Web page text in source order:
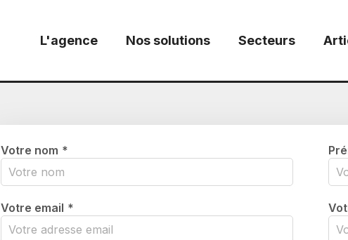
L'agence Nos solutions Secteurs
Votre nom *
Votre email *